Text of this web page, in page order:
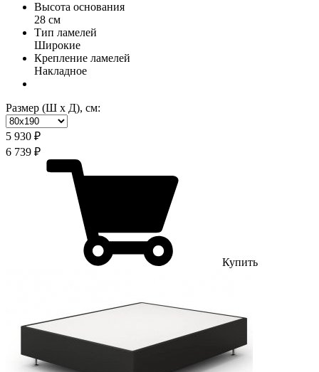
Высота основания
28 см
Тип ламелей
Широкие
Крепление ламелей
Накладное
Размер (Ш х Д), см:
5 930 ₽
6 739 ₽
Купить